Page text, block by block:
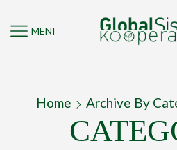
MENI
Home Archive By